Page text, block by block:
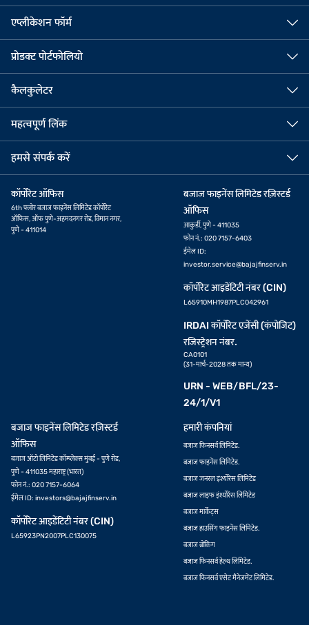
एप्लीकेशन फॉर्म
प्रोडक्ट पोर्टफोलियो
कैलकुलेटर
महत्वपूर्ण लिंक
हमसे संपर्क करें
कॉर्पोरेट ऑफिस
6th फ्लोर बजाज फाइनेंस लिमिटेड कॉर्पोरेट
ऑफिस, ऑफ पुणे-अहमदनगर रोड, विमान नगर,
पुणे - 411014
बजाज फाइनेंस लिमिटेड रज़िस्टर्ड
ऑफिस
आकुर्डी, पुणे - 411035
फोन नं.: 020 7157-6403
ईमेल ID:
investor.service@bajajfinserv.in
कॉर्पोरेट आइडेंटिटी नंबर (CIN)
L65910MH1987PLC042961
IRDAI कॉर्पोरेट एजेंसी (कंपोजिट)
रजिस्ट्रेशन नंबर.
CA0101
(31-मार्च-2028 तक मान्य)
URN - WEB/BFL/23-
24/1/V1
बजाज फाइनेंस लिमिटेड रज़िस्टर्ड
ऑफिस
बजाज ऑटो लिमिटेड कॉम्प्लेक्स मुंबई - पुणे रोड,
पुणे - 411035 महाराष्ट्र (भारत)
फोन नं.: 020 7157-6064
ईमेल ID: investors@bajajfinserv.in
कॉर्पोरेट आइडेंटिटी नंबर (CIN)
L65923PN2007PLC130075
हमारी कंपनियां
बजाज फिनसर्व लिमिटेड.
बजाज फाइनेंस लिमिटेड.
बजाज जनरल इंश्योरेंस लिमिटेड
बजाज लाइफ इंश्योरेंस लिमिटेड
बजाज मार्केट्स
बजाज हाउसिंग फाइनेंस लिमिटेड.
बजाज ब्रोकिंग
बजाज फिनसर्व हेल्थ लिमिटेड.
बजाज फिनसर्व एसेट मैनेजमेंट लिमिटेड.